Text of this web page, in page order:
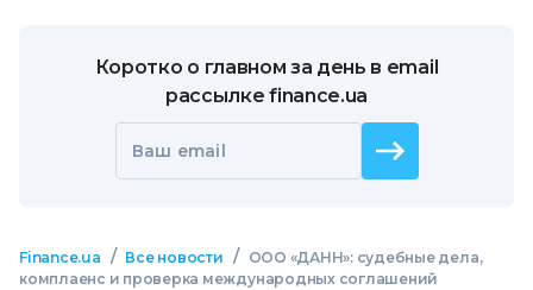
Коротко о главном за день в email
рассылке finance.ua
Ваш email
Finance.ua / Все новости /
ООО «ДАНН»: судебные дела,
комплаенс и проверка международных соглашений